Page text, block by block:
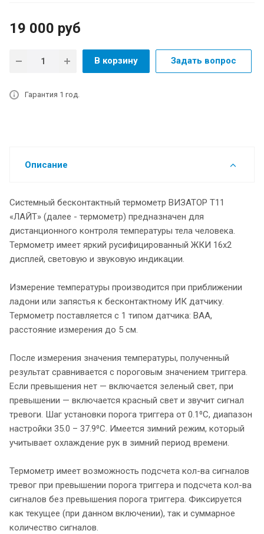
19 000 руб
В корзину Задать вопрос
Гарантия 1 год.
Описание
Системный бесконтактный термометр ВИЗАТОР T11
«ЛАЙТ» (далее - термометр) предназначен для
дистанционного контроля температуры тела человека.
Термометр имеет яркий русифицированный ЖКИ 16x2
дисплей, световую и звуковую индикации.
Измерение температуры производится при приближении
ладони или запястья к бесконтактному ИК датчику.
Термометр поставляется с 1 типом датчика: BAA,
расстояние измерения до 5 см.
После измерения значения температуры, полученный
результат сравнивается с пороговым значением триггера.
Если превышения нет — включается зеленый свет, при
превышении — включается красный свет и звучит сигнал
тревоги. Шаг установки порога триггера от 0.1⁰С, диапазон
настройки 35.0 – 37.9⁰С. Имеется зимний режим, который
учитывает охлаждение рук в зимний период времени.
Термометр имеет возможность подсчета кол-ва сигналов
тревог при превышении порога триггера и подсчета кол-ва
сигналов без превышения порога триггера. Фиксируется
как текущее (при данном включении), так и суммарное
количество сигналов.